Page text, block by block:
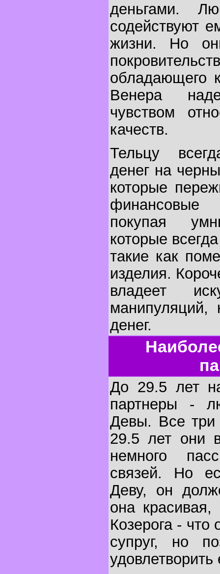
деньгами.
содействуют
жизни. Но
обладающего
Венера
чувством
качеств.
Тельцу
денег на
которые
покупая
которые
такие как
изделия.
владеет
манипуляций,
денег.
До 29.5 лет
партнеры -
Девы. Все
29.5 лет они
немного
связей. Но
Деву, он
она
Козерога -
супруг, но
удовлетворить